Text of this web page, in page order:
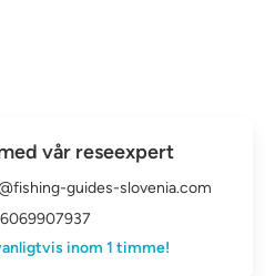
vår reseexpert
guides-slovenia.com
inom 1 timme!